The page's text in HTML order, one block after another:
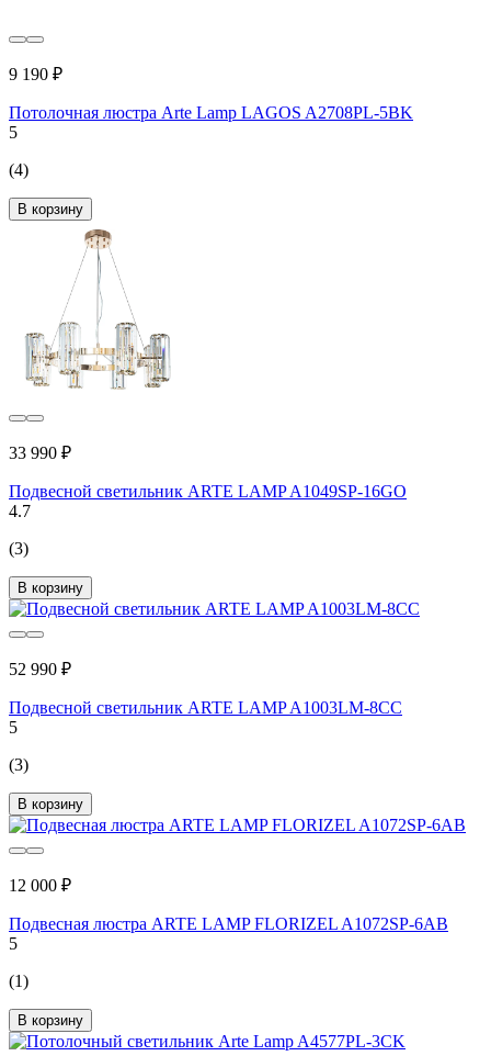
9 190 ₽
Потолочная люстра Arte Lamp LAGOS A2708PL-5BK
5
(4)
В корзину
33 990 ₽
Подвесной светильник ARTE LAMP A1049SP-16GO
4.7
(3)
В корзину
52 990 ₽
Подвесной светильник ARTE LAMP A1003LM-8CC
5
(3)
В корзину
12 000 ₽
Подвесная люстра ARTE LAMP FLORIZEL A1072SP-6AB
5
(1)
В корзину